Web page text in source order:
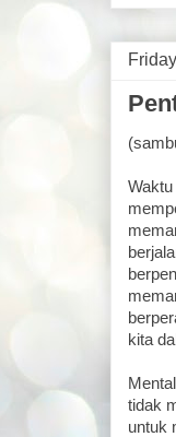
kita
tidak
untuk